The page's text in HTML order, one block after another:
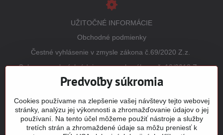
UŽITOČNÉ INFORMÁCIE
Obchodné podmienky
Čestné vyhlásenie v zmysle zákona č.69/2020 Z.z.
Ochrana osobných údajov v zmysle zákona č. 18/2018 Z.z.
(GDPR)
Vrátenie tovaru
Tabuľky veľkostí
Predvoľby súkromia
Cookies používame na zlepšenie vašej návštevy tejto webovej
stránky, analýzu jej výkonnosti a zhromažďovanie údajov o jej
používaní. Na tento účel môžeme použiť nástroje a služby
tretích strán a zhromaždené údaje sa môžu preniesť k